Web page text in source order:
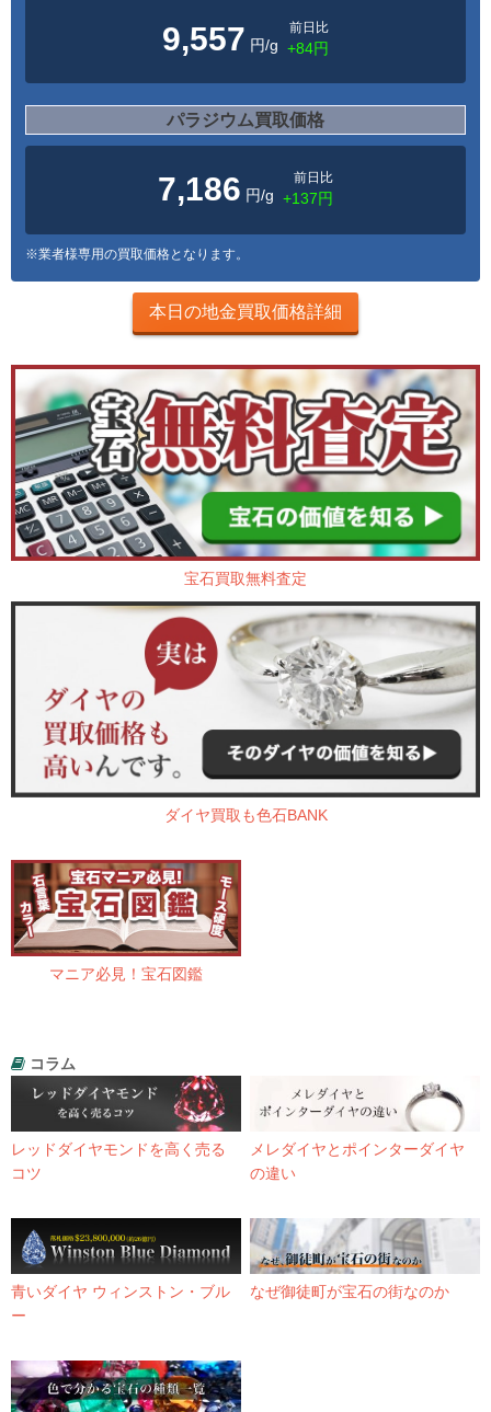
9,557 円/g
前日比
+84円
パラジウム買取価格
7,186 円/g
前日比
+137円
※業者様専用の買取価格となります。
本日の地金買取価格詳細
宝石買取無料査定
ダイヤ買取も色石BANK
マニア必見！宝石図鑑
コラム
レッドダイヤモンドを高く売る
コツ
メレダイヤとポインターダイヤ
の違い
青いダイヤ ウィンストン・ブル
ー
なぜ御徒町が宝石の街なのか